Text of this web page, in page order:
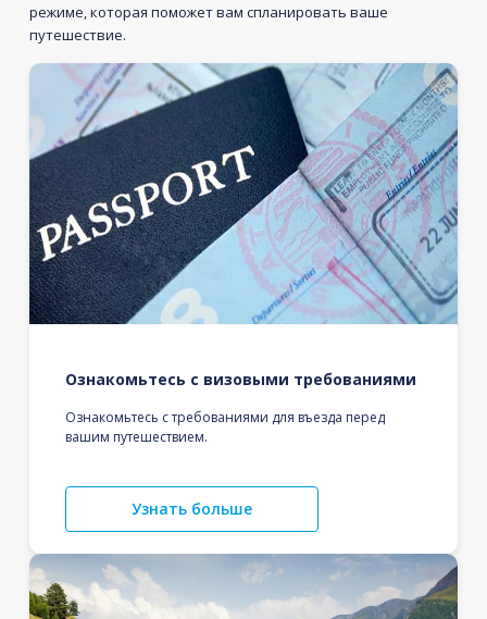
режиме, которая поможет вам спланировать ваше
путешествие.
Ознакомьтесь с визовыми требованиями
Ознакомьтесь с требованиями для въезда перед
вашим путешествием.
Узнать больше